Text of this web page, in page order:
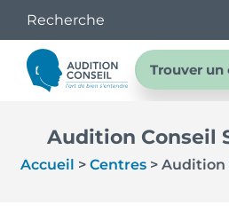
Trouver un
Audition Conseil
Accueil > Centres> Audition